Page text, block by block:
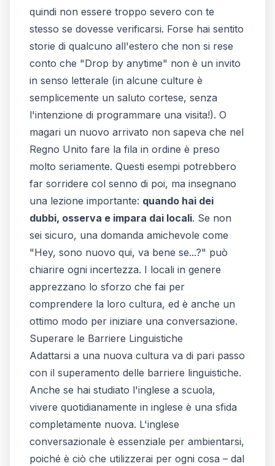
quindi non essere troppo severo con te
stesso se dovesse verificarsi. Forse hai sentito
storie di qualcuno all'estero che non si rese
conto che "Drop by anytime" non è un invito
in senso letterale (in alcune culture è
semplicemente un saluto cortese, senza
l'intenzione di programmare una visita!). O
magari un nuovo arrivato non sapeva che nel
Regno Unito fare la fila in ordine è preso
molto seriamente. Questi esempi potrebbero
far sorridere col senno di poi, ma insegnano
una lezione importante: quando hai dei
dubbi, osserva e impara dai locali. Se non
sei sicuro, una domanda amichevole come
"Hey, sono nuovo qui, va bene se...?" può
chiarire ogni incertezza. I locali in genere
apprezzano lo sforzo che fai per
comprendere la loro cultura, ed è anche un
ottimo modo per iniziare una conversazione.
Superare le Barriere Linguistiche
Adattarsi a una nuova cultura va di pari passo
con il superamento delle barriere linguistiche.
Anche se hai studiato l'inglese a scuola,
vivere quotidianamente in inglese è una sfida
completamente nuova. L'inglese
conversazionale è essenziale per ambientarsi,
poiché è ciò che utilizzerai per ogni cosa – dal